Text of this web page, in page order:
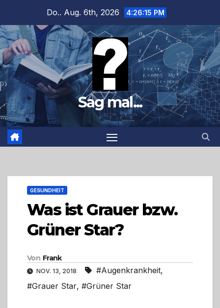
springen
Do.. Aug. 6th, 2026 4:26:17 PM
Sag mal...
GESUNDHEIT
Was ist Grauer bzw.
Grüner Star?
Von Frank
NOV. 13, 2018 #Augenkrankheit,
#Grauer Star, #Grüner Star